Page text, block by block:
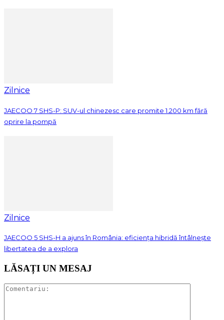
Zilnice
JAECOO 7 SHS-P: SUV-ul chinezesc care promite 1.200 km fără
oprire la pompă
Zilnice
JAECOO 5 SHS-H a ajuns în România: eficiența hibridă întâlnește
libertatea de a explora
LĂSAȚI UN MESAJ